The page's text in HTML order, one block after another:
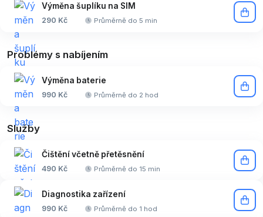
Výměna šuplíku na SIM
290 Kč Průměrně do 5 min
Problémy s nabíjením
Výměna baterie
990 Kč Průměrně do 2 hod
Služby
Čištění včetně přetěsnění
490 Kč Průměrně do 15 min
Diagnostika zařízení
990 Kč Průměrně do 1 hod